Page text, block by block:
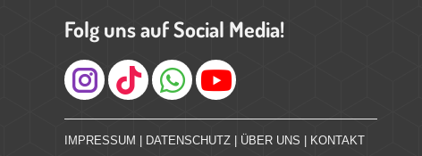
Folg uns auf Social Media!
Instagram
IMPRESSUM DATENSCHUTZ ÜBER UNS KONTAKT